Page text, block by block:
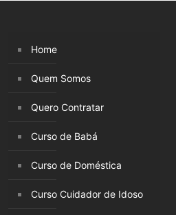
Home
Quem Somos
Quero Contratar
Curso de Babá
Curso de Doméstica
Curso Cuidador de Idoso